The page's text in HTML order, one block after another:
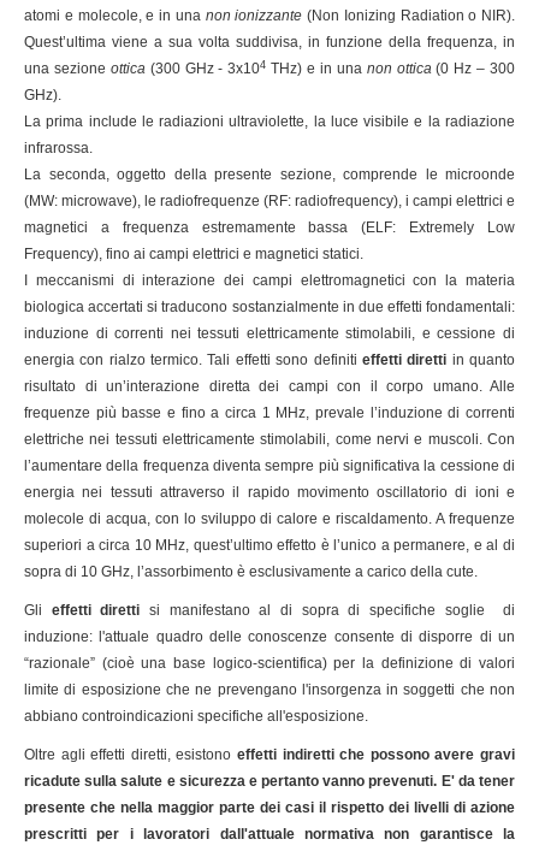
atomi e molecole, e in una non ionizzante (Non Ionizing Radiation o NIR).
Quest’ultima viene a sua volta suddivisa, in funzione della frequenza, in
una sezione ottica (300 GHz - 3x104 THz) e in una non ottica(0 Hz – 300
GHz).
La prima include le radiazioni ultraviolette, la luce visibile e la radiazione
infrarossa.
La seconda, oggetto della presente sezione, comprende le microonde
(MW: microwave), le radiofrequenze (RF: radiofrequency), i campi elettrici e
magnetici a frequenza estremamente bassa (ELF: Extremely Low
Frequency), fino ai campi elettrici e magnetici statici.
I meccanismi di interazione dei campi elettromagnetici con la materia
biologica accertati si traducono sostanzialmente in due effetti fondamentali:
induzione di correnti nei tessuti elettricamente stimolabili, e cessione di
energia con rialzo termico. Tali effetti sono definiti effetti diretti in quanto
risultato di un’interazione diretta dei campi con il corpo umano. Alle
frequenze più basse e fino a circa 1 MHz, prevale l’induzione di correnti
elettriche nei tessuti elettricamente stimolabili, come nervi e muscoli. Con
l’aumentare della frequenza diventa sempre più significativa la cessione di
energia nei tessuti attraverso il rapido movimento oscillatorio di ioni e
molecole di acqua, con lo sviluppo di calore e riscaldamento. A frequenze
superiori a circa 10 MHz, quest’ultimo effetto è l’unico a permanere, e al di
sopra di 10 GHz, l’assorbimento è esclusivamente a carico della cute.
Gli effetti direttisi manifestano al di sopra di specifiche soglie di
induzione: l'attuale quadro delle conoscenze consente di disporre di un
“razionale” (cioè una base logico-scientifica) per la definizione di valori
limite di esposizione che ne prevengano l'insorgenza in soggetti che non
abbiano controindicazioni specifiche all'esposizione.
Oltre agli effetti diretti, esistono effetti indiretti che possono avere gravi
ricadute sulla salute e sicurezza e pertanto vanno prevenuti. E' da tener
presente che nella maggior parte dei casi il rispetto dei livelli di azione
prescritti per i lavoratori dall'attuale normativa non garantisce la